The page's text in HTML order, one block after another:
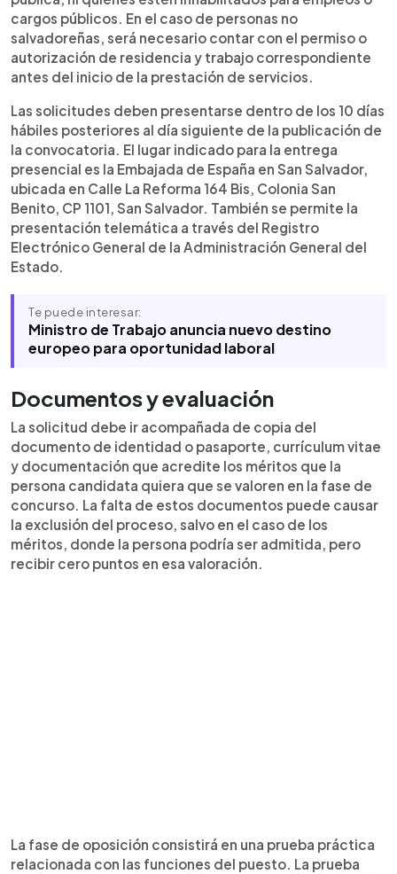
cargos públicos. En el caso de personas no
salvadoreñas, será necesario contar con el permiso o
autorización de residencia y trabajo correspondiente
antes del inicio de la prestación de servicios.
Las solicitudes deben presentarse dentro de los 10 días
hábiles posteriores al día siguiente de la publicación de
la convocatoria. El lugar indicado para la entrega
presencial es la Embajada de España en San Salvador,
ubicada en Calle La Reforma 164 Bis, Colonia San
Benito, CP 1101, San Salvador. También se permite la
presentación telemática a través del Registro
Electrónico General de la Administración General del
Estado.
Te puede interesar:
Ministro de Trabajo anuncia nuevo destino
europeo para oportunidad laboral
Documentos y evaluación
La solicitud debe ir acompañada de copia del
documento de identidad o pasaporte, currículum vitae
y documentación que acredite los méritos que la
persona candidata quiera que se valoren en la fase de
concurso. La falta de estos documentos puede causar
la exclusión del proceso, salvo en el caso de los
méritos, donde la persona podría ser admitida, pero
recibir cero puntos en esa valoración.
La fase de oposición consistirá en una prueba práctica
relacionada con las funciones del puesto. La prueba